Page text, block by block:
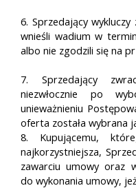
6. Sprzedający
wnieśli wadium w
albo nie zgodzili się na
7. Sprzedający
niezwłocznie po
unieważnieniu
oferta została wybrana
8. Kupującemu,
najkorzystniejsza,
zawarciu umowy oraz
do wykonania umowy,